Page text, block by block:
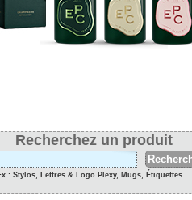
Recherchez un produit
: Stylos, Lettres & Logo Plexy, Mugs, Étiquettes ...